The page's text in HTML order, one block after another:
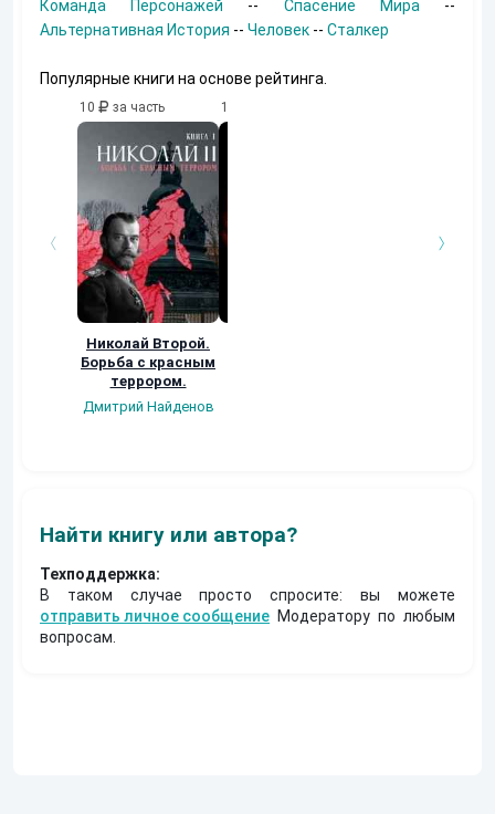
Команда Персонажей -- Спасение Мира --
Альтернативная История -- Человек -- Сталкер
Популярные книги на основе рейтинга.
10 за часть
Николай Второй.
Борьба с красным
террором.
Дмитрий Найденов
10
Найти книгу или автора?
Техподдержка:
В таком случае просто спросите: вы можете
отправить личное сообщение Модератору по любым
вопросам.